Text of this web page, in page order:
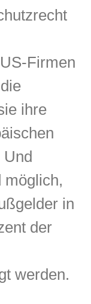
Firmen
ihre
Und
möglich,
in
der
werden.